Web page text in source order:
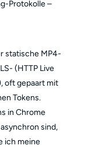
Protokolle –
statische MP4-
(HTTP Live
oft gepaart mit
Tokens.
in Chrome
sind,
ich meine